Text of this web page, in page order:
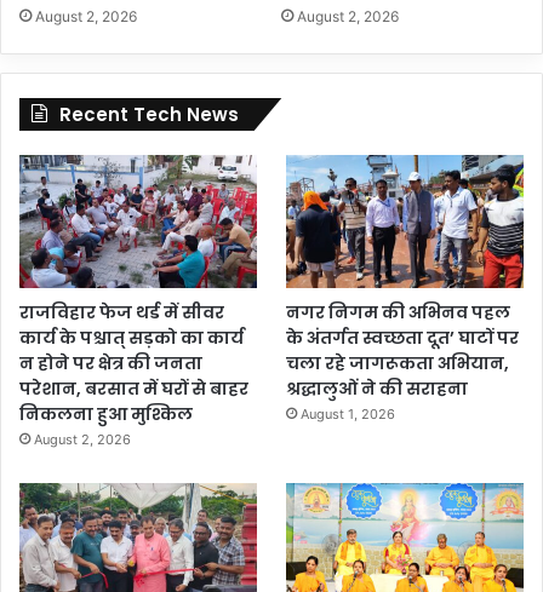
August 2, 2026 August 2, 2026
Recent Tech News
राजविहार फेज थर्ड में सीवर
कार्य के पश्चात् सड़को का कार्य
न होने पर क्षेत्र की जनता
परेशान, बरसात में घरों से बाहर
निकलना हुआ मुश्किल
August 2, 2026
नगर निगम की अभिनव पहल
के अंतर्गत स्वच्छता दूत’ घाटों पर
चला रहे जागरूकता अभियान,
श्रद्धालुओं ने की सराहना
August 1, 2026